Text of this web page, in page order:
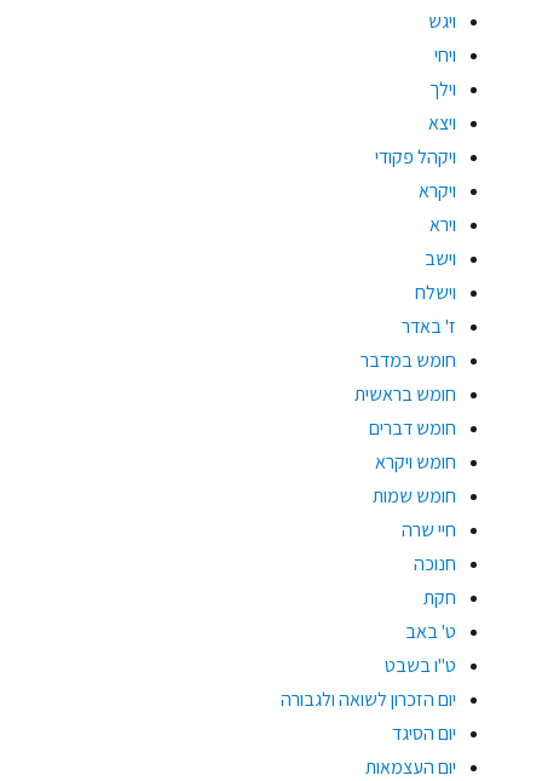
ויגש
ויחי
וילך
ויצא
ויקהל פקודי
ויקרא
וירא
וישב
וישלח
ז' באדר
חומש במדבר
חומש בראשית
חומש דברים
חומש ויקרא
חומש שמות
חיי שרה
חנוכה
חקת
ט' באב
ט"ו בשבט
יום הזכרון לשואה ולגבורה
יום הסיגד
יום העצמאות